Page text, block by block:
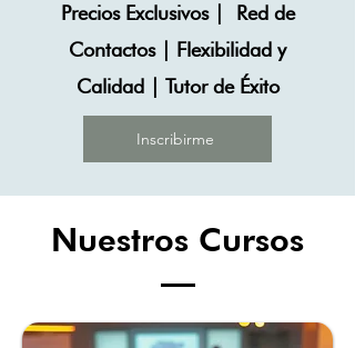
Precios Exclusivos | Red de
Contactos | Flexibilidad y
Calidad | Tutor de Éxito
Inscribirme
Nuestros Cursos